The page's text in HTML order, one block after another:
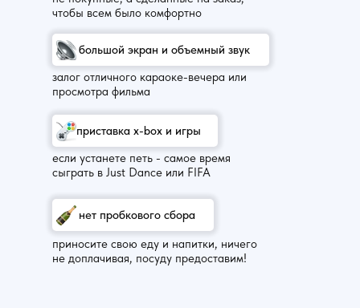
чтобы всем было комфортно
залог отличного караоке-вечера или
просмотра фильма
если устанете петь - самое время
сыграть в Just Dance или FIFA
приносите свою еду и напитки, ничего
не доплачивая, посуду предоставим!
большой экран и объемный звук
приставка x-box и игры
нет пробкового сбора